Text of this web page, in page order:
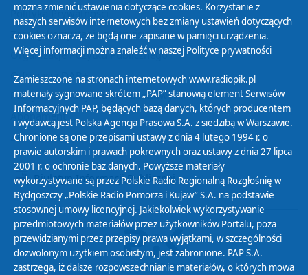
Polityka Prywatności
Zasady korzystania z Serwisu
Organizacje Pożytku Publicznego
Cyfryzacja DAB+
Polityka ochrony danych osobowych
Abonament
Zamówienia publiczne
Biuletyn Informacji Publicznej
można zmienić ustawienia dotyczące cookies. Korzystanie z
naszych serwisów internetowych bez zmiany ustawień dotyczących
cookies oznacza, że będą one zapisane w pamięci urządzenia.
Więcej informacji można znaleźć w naszej Polityce prywatności
Zamieszczone na stronach internetowych www.radiopik.pl
materiały sygnowane skrótem „PAP” stanowią element Serwisów
Informacyjnych PAP, będących bazą danych, których producentem
i wydawcą jest Polska Agencja Prasowa S.A. z siedzibą w Warszawie.
Chronione są one przepisami ustawy z dnia 4 lutego 1994 r. o
prawie autorskim i prawach pokrewnych oraz ustawy z dnia 27 lipca
2001 r. o ochronie baz danych. Powyższe materiały
wykorzystywane są przez Polskie Radio Regionalną Rozgłośnię w
Bydgoszczy „Polskie Radio Pomorza i Kujaw” S.A. na podstawie
stosownej umowy licencyjnej. Jakiekolwiek wykorzystywanie
przedmiotowych materiałów przez użytkowników Portalu, poza
przewidzianymi przez przepisy prawa wyjątkami, w szczególności
dozwolonym użytkiem osobistym, jest zabronione. PAP S.A.
zastrzega, iż dalsze rozpowszechnianie materiałów, o których mowa